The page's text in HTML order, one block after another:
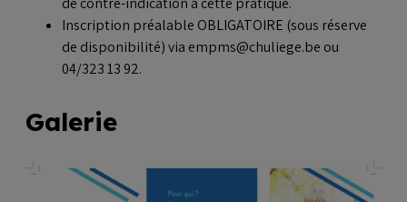
Inscription préalable OBLIGATOIRE (sous réserve
de disponibilité) via empms@chuliege.be ou
04/323 13 92.
Galerie